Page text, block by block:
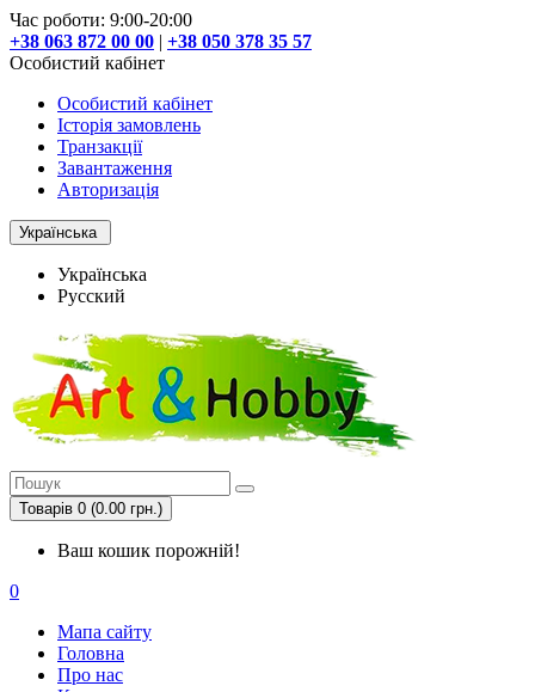
Час роботи: 9:00-20:00
+38 063 872 00 00 | +38 050 378 35 57
Особистий кабінет
Особистий кабінет
Історія замовлень
Транзакції
Завантаження
Авторизація
Українська
Українська
Русский
Товарів 0 (0.00 грн.)
Ваш кошик порожній!
0
Мапа сайту
Головна
Про нас